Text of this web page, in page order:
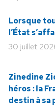
Lorsque
l’État
30 juillet
Zinedine
héros : la
destin à sa